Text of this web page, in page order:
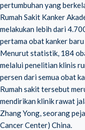
pertumbuhan yang
Rumah Sakit Kanker
melakukan lebih dari
pertama obat kanker
Menurut statistik, 184
melalui penelitian klinis
persen dari semua obat
Rumah sakit tersebut
mendirikan klinik rawat
Zhang Yong, seorang
Cancer Center) China.